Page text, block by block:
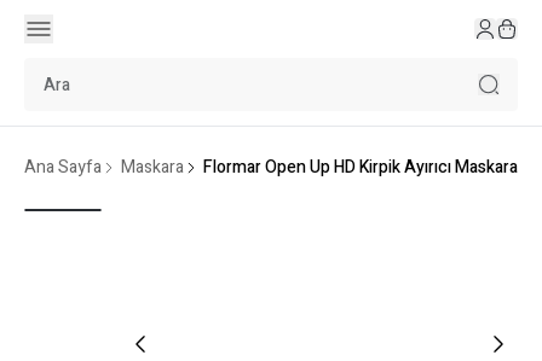
Ana Sayfa Maskara Flormar Open Up HD Kirpik Ayırıcı Maskara -